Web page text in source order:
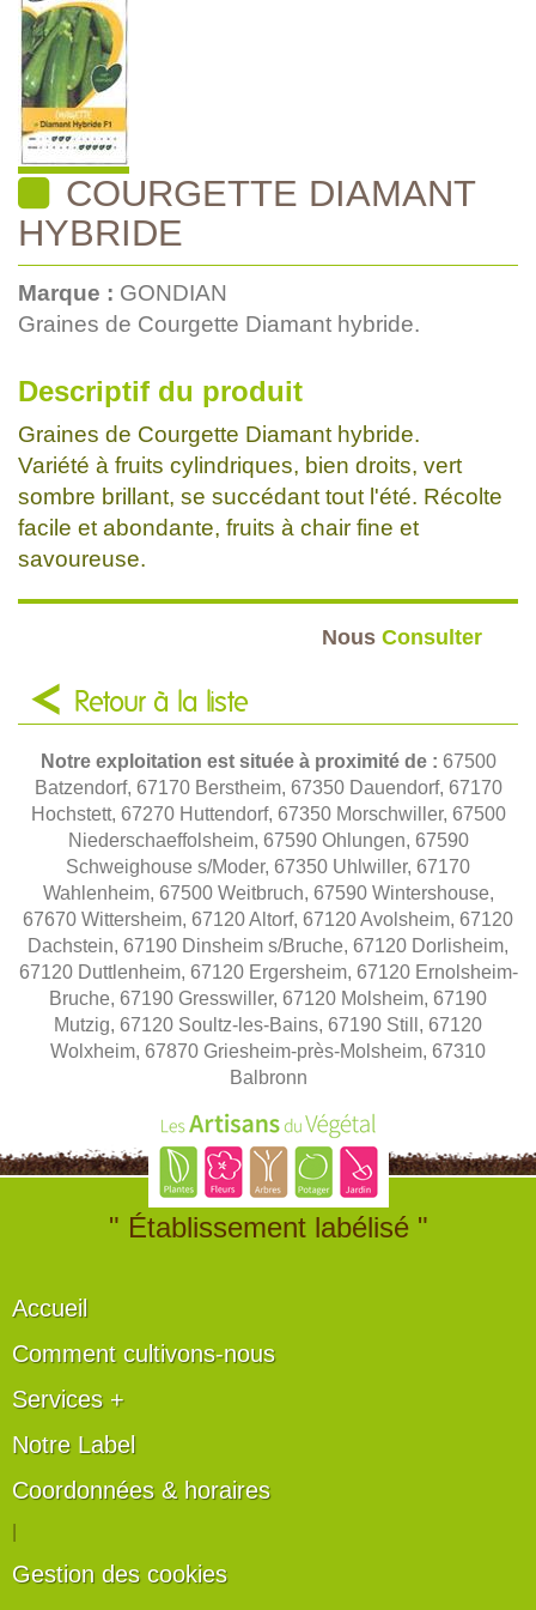
COURGETTE DIAMANT
HYBRIDE
Marque : GONDIAN
Graines de Courgette Diamant hybride.
Descriptif du produit
Graines de Courgette Diamant hybride.
Variété à fruits cylindriques, bien droits, vert
sombre brillant, se succédant tout l'été. Récolte
facile et abondante, fruits à chair fine et
savoureuse.
Nous Consulter
Retour à la liste
Notre exploitation est située à proximité de : 67500
Batzendorf, 67170 Berstheim, 67350 Dauendorf, 67170
Hochstett, 67270 Huttendorf, 67350 Morschwiller, 67500
Niederschaeffolsheim, 67590 Ohlungen, 67590
Schweighouse s/Moder, 67350 Uhlwiller, 67170
Wahlenheim, 67500 Weitbruch, 67590 Wintershouse,
67670 Wittersheim, 67120 Altorf, 67120 Avolsheim, 67120
Dachstein, 67190 Dinsheim s/Bruche, 67120 Dorlisheim,
67120 Duttlenheim, 67120 Ergersheim, 67120 Ernolsheim-
Bruche, 67190 Gresswiller, 67120 Molsheim, 67190
Mutzig, 67120 Soultz-les-Bains, 67190 Still, 67120
Wolxheim, 67870 Griesheim-près-Molsheim, 67310
Balbronn
" Établissement labélisé "
Accueil
Comment cultivons-nous
Services +
Notre Label
Coordonnées & horaires
Gestion des cookies